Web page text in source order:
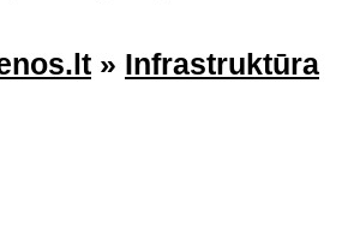
» Infrastruktūra